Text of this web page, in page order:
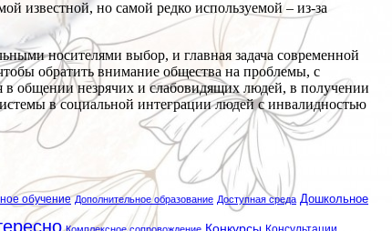
известной, но самой редко используемой – из-за
носителями выбор, и главная задача современной
обратить внимание общества на проблемы, с
общении незрячих и слабовидящих людей, в получении
в социальной интеграции людей с инвалидностью
обучение Дополнительное образование Доступная среда Дошкольное
Конкурсы Консультации